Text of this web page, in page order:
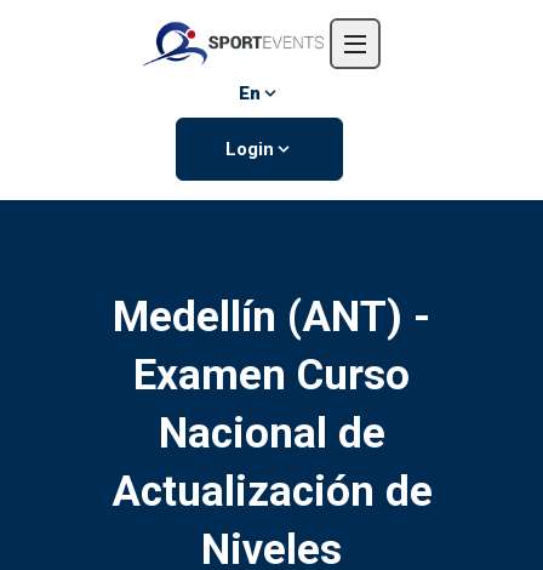
Events
En
Login
Medellín (ANT) -
Examen Curso
Nacional de
Actualización de
Niveles